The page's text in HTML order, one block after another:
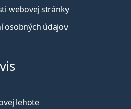
webovej stránky
osobných údajov
lehote